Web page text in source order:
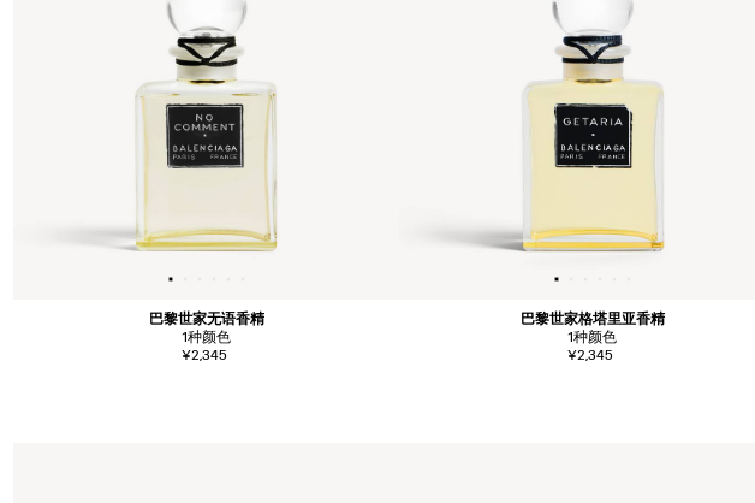
巴黎世家无语香精
1种颜色
¥2,345
巴黎世家格塔里亚香精
1种颜色
¥2,345